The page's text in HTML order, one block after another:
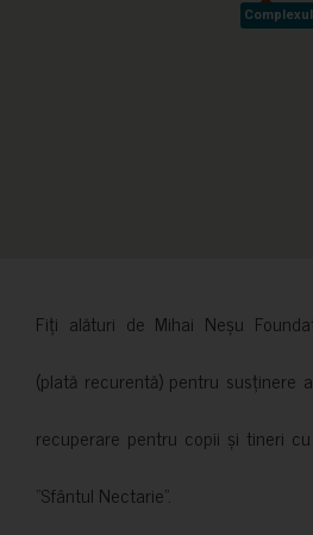
Fiți alături de Mihai Neșu
(plată recurentă) pentru susținere
recuperare pentru copii și tineri
”Sfântul Nectarie”.